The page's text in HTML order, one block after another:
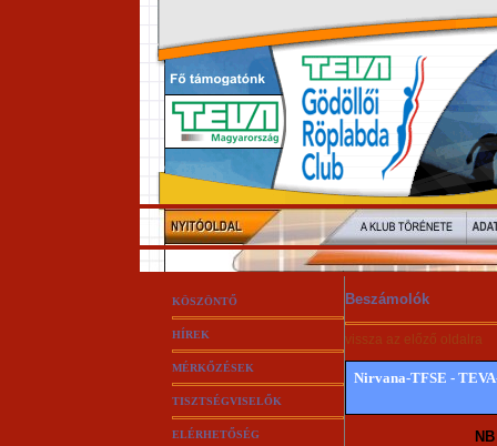
KÖSZÖNTŐ
HÍREK
MÉRKŐZÉSEK
TISZTSÉGVISELŐK
ELÉRHETŐSÉG
Beszámolók
vissza az előző oldalra
Nirvana-TFSE -